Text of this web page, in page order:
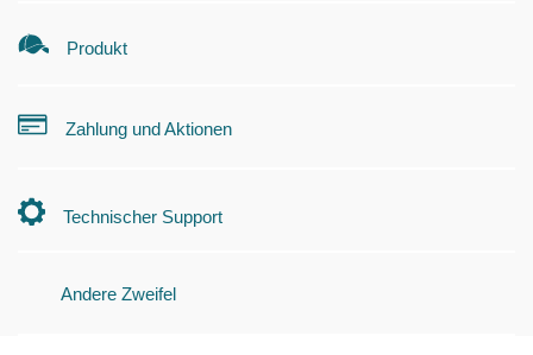
Produkt
Zahlung und Aktionen
Technischer Support
Andere Zweifel